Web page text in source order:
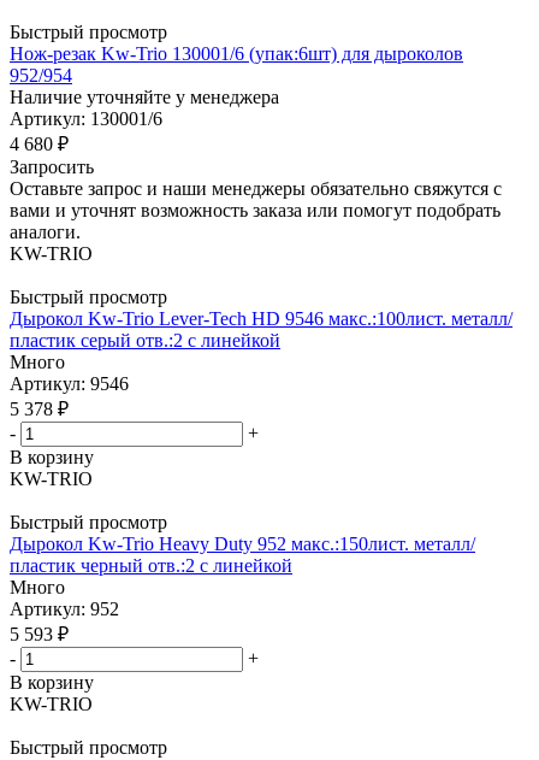
Быстрый просмотр
Нож-резак Kw-Trio 130001/6 (упак:6шт) для дыроколов
952/954
Наличие уточняйте у менеджера
Артикул: 130001/6
4 680 ₽
Запросить
Оставьте запрос и наши менеджеры обязательно свяжутся с
вами и уточнят возможность заказа или помогут подобрать
аналоги.
KW-TRIO
Быстрый просмотр
Дырокол Kw-Trio Lever-Tech HD 9546 макс.:100лист. металл/
пластик серый отв.:2 с линейкой
Много
Артикул: 9546
5 378 ₽
-
+
В корзину
KW-TRIO
Быстрый просмотр
Дырокол Kw-Trio Heavy Duty 952 макс.:150лист. металл/
пластик черный отв.:2 с линейкой
Много
Артикул: 952
5 593 ₽
-
+
В корзину
KW-TRIO
Быстрый просмотр